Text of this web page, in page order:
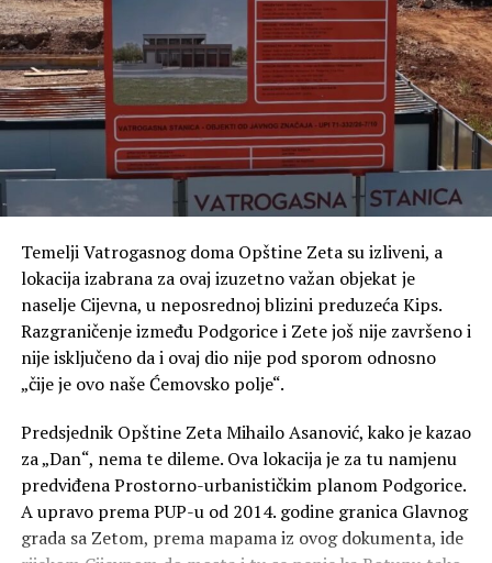
Poseban dio razgovora posvećen je FK Zeta, Zetskim
sportskim igrama i knjizi „Fudbal u Zeti“, u kojoj je
sabrao gotovo cijeli vijek fudbalske tradicije ovog kraja.
Temelji Vatrogasnog doma Opštine Zeta su izliveni, a
lokacija izabrana za ovaj izuzetno važan objekat je
naselje Cijevna, u neposrednoj blizini preduzeća Kips.
Razgraničenje između Podgorice i Zete još nije završeno i
nije isključeno da i ovaj dio nije pod sporom odnosno
„čije je ovo naše Ćemovsko polje“.
Predsjednik Opštine Zeta Mihailo Asanović, kako je kazao
za „Dan“, nema te dileme. Ova lokacija je za tu namjenu
predviđena Prostorno-urbanističkim planom Podgorice.
A upravo prema PUP-u od 2014. godine granica Glavnog
grada sa Zetom, prema mapama iz ovog dokumenta, ide